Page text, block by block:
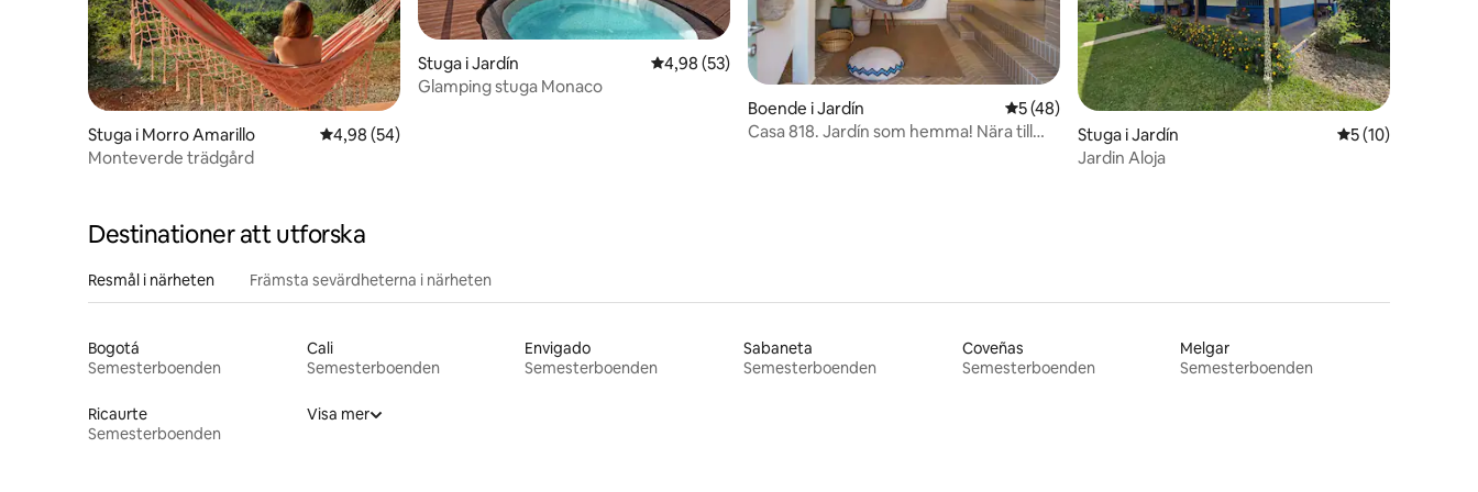
Stuga i Morro Amarillo 4,98 av 5 i genomsnittligt betyg, 54 omdömen
4,98 (54)
Monteverde trädgård
Stuga i Jardín 4,98 av 5 i genomsnittligt betyg, 53 omdömen
4,98 (53)
Glamping stuga Monaco
Boende i Jardín 5 av 5 i genomsnittligt betyg, 48 omdömen
5 (48)
Casa 818. Jardín som hemma! Nära till
Stuga i Jardín 5 av 5 i
5 (10)
Jardin Aloja
Destinationer att utforska
Resmål i närheten Främsta sevärdheterna i närheten
Bogotá
Semesterboenden
Cali
Semesterboenden
Envigado
Semesterboenden
Sabaneta
Semesterboenden
Coveñas
Semesterboenden
Melgar
Semesterboenden
Ricaurte
Semesterboenden
Visa mer